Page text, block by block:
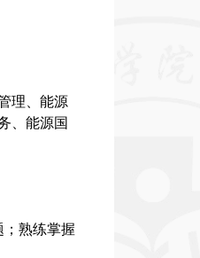
理、能源
、能源国
熟练掌握